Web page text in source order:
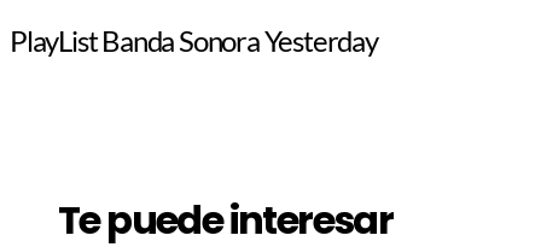
PlayList Banda Sonora Yesterday
Te puede interesar